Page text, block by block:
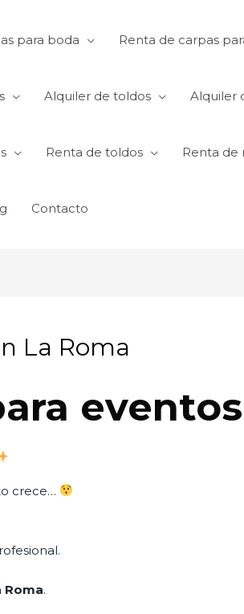
para boda Renta de carpas
Alquiler de toldos Alquiler
Renta de toldos Renta de
Contacto
La Roma
crece…
Roma.